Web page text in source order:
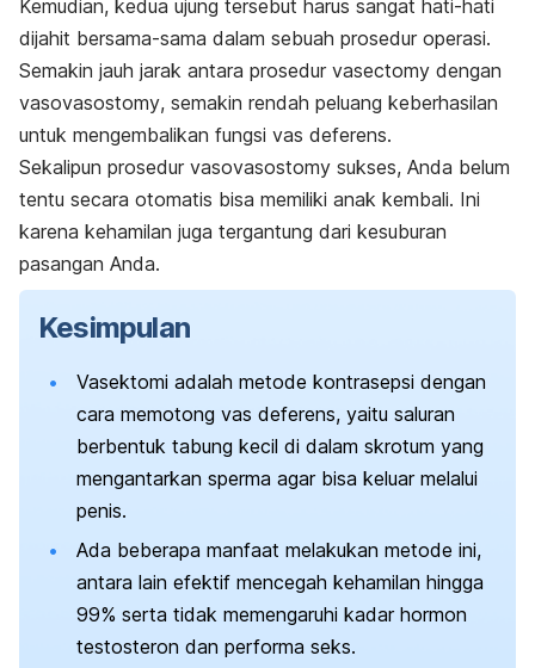
Kemudian, kedua ujung tersebut harus sangat hati-hati
dijahit bersama-sama dalam sebuah prosedur operasi.
Semakin jauh jarak antara prosedur vasectomy dengan
vasovasostomy, semakin rendah peluang keberhasilan
untuk mengembalikan fungsi vas deferens.
Sekalipun prosedur vasovasostomy sukses, Anda belum
tentu secara otomatis bisa memiliki anak kembali. Ini
karena kehamilan juga tergantung dari kesuburan
pasangan Anda.
Kesimpulan
Vasektomi adalah metode kontrasepsi dengan
cara memotong vas deferens, yaitu saluran
berbentuk tabung kecil di dalam skrotum yang
mengantarkan sperma agar bisa keluar melalui
penis.
Ada beberapa manfaat melakukan metode ini,
antara lain efektif mencegah kehamilan hingga
99% serta tidak memengaruhi kadar hormon
testosteron dan performa seks.